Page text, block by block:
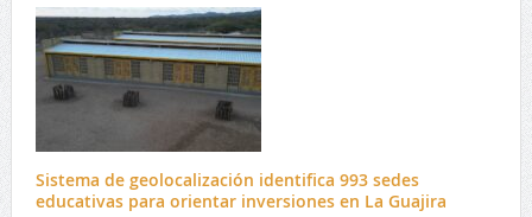
Sistema de geolocalización identifica 993 sedes
educativas para orientar inversiones en La Guajira